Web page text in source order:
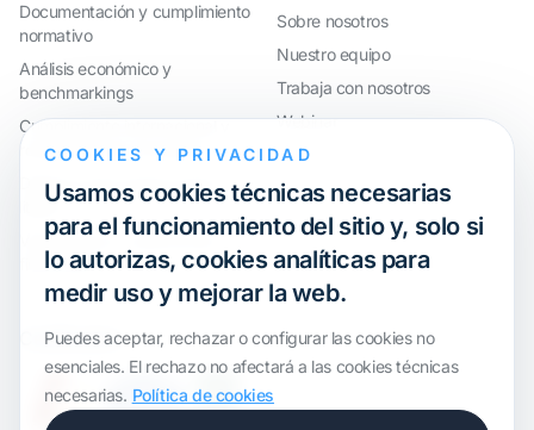
Documentación y cumplimiento
normativo
Análisis económico y
benchmarkings
Cumplimiento internacional y
reorganización de grupos
Defensa ante inspecciones y
litigios
Valoraciones y operaciones
financieras
Sobre nosotros
Nuestro equipo
Trabaja con nosotros
Webinar
Certification
COOKIES Y PRIVACIDAD
Usamos cookies técnicas necesarias
para el funcionamiento del sitio y, solo si
lo autorizas, cookies analíticas para
medir uso y mejorar la web.
Puedes aceptar, rechazar o configurar las cookies no
esenciales. El rechazo no afectará a las cookies técnicas
necesarias. Política de cookies